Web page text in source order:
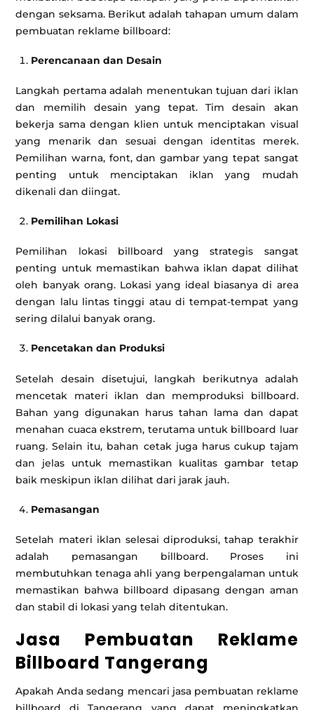
dengan seksama. Berikut adalah tahapan umum dalam
pembuatan reklame billboard:
Perencanaan dan Desain
Langkah pertama adalah menentukan tujuan dari iklan
dan memilih desain yang tepat. Tim desain akan
bekerja sama dengan klien untuk menciptakan visual
yang menarik dan sesuai dengan identitas merek.
Pemilihan warna, font, dan gambar yang tepat sangat
penting untuk menciptakan iklan yang mudah
dikenali dan diingat.
Pemilihan Lokasi
Pemilihan lokasi billboard yang strategis sangat
penting untuk memastikan bahwa iklan dapat dilihat
oleh banyak orang. Lokasi yang ideal biasanya di area
dengan lalu lintas tinggi atau di tempat-tempat yang
sering dilalui banyak orang.
Pencetakan dan Produksi
Setelah desain disetujui, langkah berikutnya adalah
mencetak materi iklan dan memproduksi billboard.
Bahan yang digunakan harus tahan lama dan dapat
menahan cuaca ekstrem, terutama untuk billboard luar
ruang. Selain itu, bahan cetak juga harus cukup tajam
dan jelas untuk memastikan kualitas gambar tetap
baik meskipun iklan dilihat dari jarak jauh.
Pemasangan
Setelah materi iklan selesai diproduksi, tahap terakhir
adalah pemasangan billboard. Proses ini
membutuhkan tenaga ahli yang berpengalaman untuk
memastikan bahwa billboard dipasang dengan aman
dan stabil di lokasi yang telah ditentukan.
Jasa Pembuatan Reklame
Billboard Tangerang
Apakah Anda sedang mencari jasa pembuatan reklame